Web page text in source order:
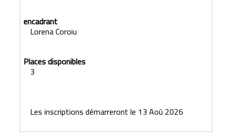
Lorena Coroiu
3
Les inscriptions démarreront le 13 Aoû 2026